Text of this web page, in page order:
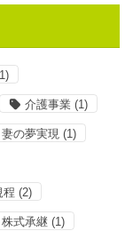
介護事業 (1)
妻の夢実現 (1)
程 (2)
株式承継 (1)